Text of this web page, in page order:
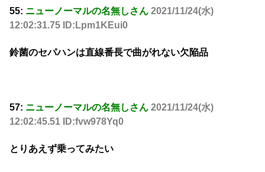
55: ニューノーマルの名無しさん 2021/11/24(水)
12:02:31.75 ID:Lpm1KEui0
鈴菌のセパハンは直線番長で曲がれない欠陥品
57: ニューノーマルの名無しさん 2021/11/24(水)
12:02:45.51 ID:fvw978Yq0
とりあえず乗ってみたい